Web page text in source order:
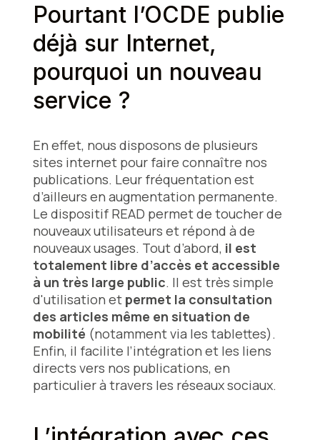
Pourtant l’OCDE publie
déjà sur Internet,
pourquoi un nouveau
service ?
En effet, nous disposons de plusieurs
sites internet pour faire connaître nos
publications. Leur fréquentation est
d’ailleurs en augmentation permanente.
Le dispositif READ permet de toucher de
nouveaux utilisateurs et répond à de
nouveaux usages. Tout d’abord, il est
totalement libre d’accès et accessible
à un très large public. Il est très simple
d'utilisation et permet la consultation
des articles même en situation de
mobilité (notamment via les tablettes).
Enfin, il facilite l’intégration et les liens
directs vers nos publications, en
particulier à travers les réseaux sociaux.